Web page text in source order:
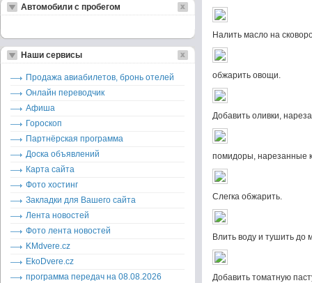
Налить масло на
обжарить овощи.
Добавить оливки,
помидоры, нарезанные
Слегка обжарить.
Влить воду и тушить до
Добавить томатную
Автомобили с пробегом
Наши сервисы
Продажа авиабилетов, бронь отелей
Онлайн переводчик
Афиша
Гороскоп
Партнёрская программа
Доска объявлений
Карта сайта
Фото хостинг
Закладки для Вашего сайта
Лента новостей
Фото лента новостей
KMdvere.cz
EkoDvere.cz
программа передач на 08.08.2026